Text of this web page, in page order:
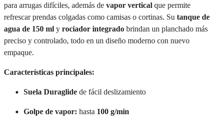
para arrugas difíciles, además de vapor vertical que permite
refrescar prendas colgadas como camisas o cortinas. Su tanque de
agua de 150 ml y rociador integrado brindan un planchado más
preciso y controlado, todo en un diseño moderno con nuevo
empaque.
Características principales:
Suela Duraglide de fácil deslizamiento
Golpe de vapor: hasta 100 g/min